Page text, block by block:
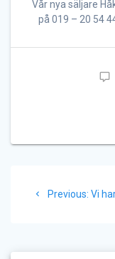
Vår nya säljare
på 019 – 20 54
Previous: Vi